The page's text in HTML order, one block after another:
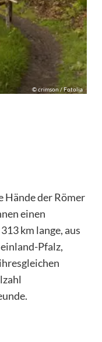
©crimson / Fotolia
Hände der Römer
einen
km lange, aus
Pfalz,